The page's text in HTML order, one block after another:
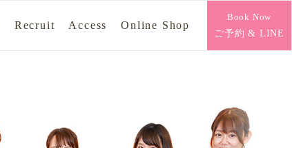
Recruit Access Online Shop
Book Now
ご予約 & LINE